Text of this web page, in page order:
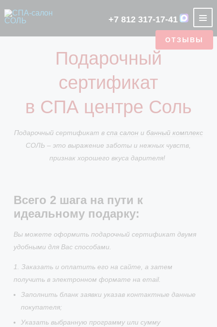
СПА САЛОН
УСЛУГИ СПА
ПОДБЕРИТЕ СЕБЕ ПРОГРАММУ
ОТДЕЛЬНЫЕ ЗОНЫ
КОНТАКТЫ
+7 812 317-17-41
ОТЗЫВЫ
Подарочный
сертификат
в СПА центре Соль
Подарочный сертификат в спа салон и банный комплекс
СОЛЬ – это выражение заботы и нежных чувств,
признак хорошего вкуса дарителя!
Всего 2 шага на пути к
идеальному подарку:
Вы можете оформить подарочный сертификат двумя
удобными для Вас способами.
1. Заказать и оплатить его на сайте, а затем
получить в электронном формате на email.
Заполнить бланк заявки указав контактные данные
покупателя;
Указать выбранную программу или сумму
ПОДАРОЧНЫЙЭТИКЕТ
СПА
ФОТОГАЛЕРЕЯ
СТАТЬИ CASHBACK
SPA ДЛЯ
АЮРВЕДА
РУССКАЯ
ДРОВАХ
ЯПОНСКАЯ
БАНЯ
ТУРЕЦКАЯ
БАНЯ
LUX
ПРОГРАММЫ
И ДЕВИЧНИКИ
ФИТО БАНЯ
ТУРЕЦКАЯ
БАНЯ
ХАММАМ
ЯПОНСКАЯ
АРЕНДА
БАНИ